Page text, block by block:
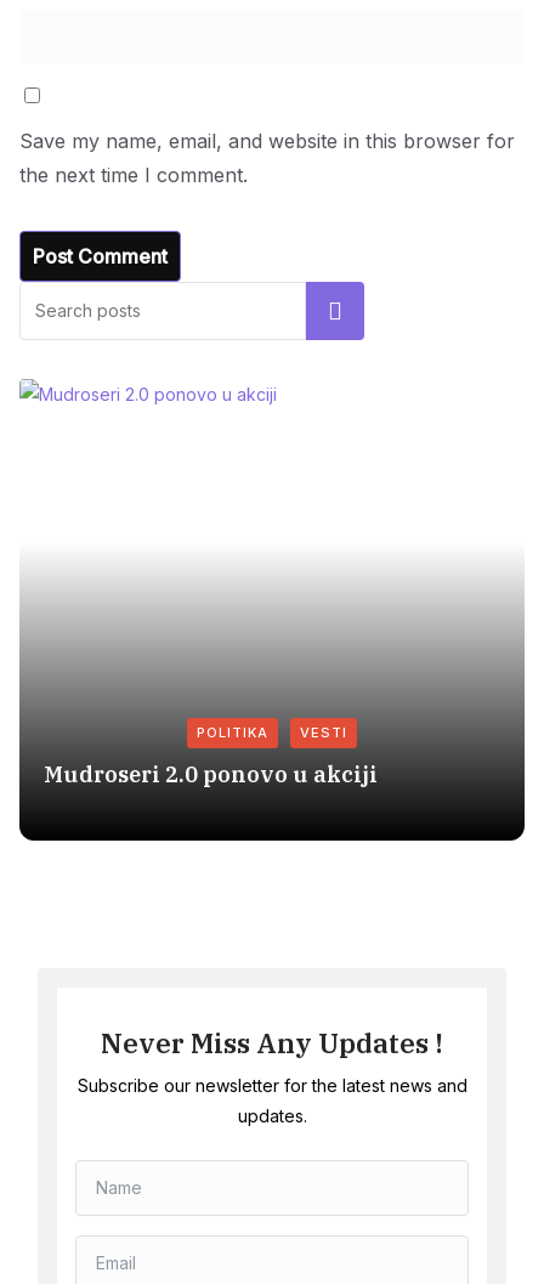
Save my name, email, and website in this browser for
the next time I comment.
Search
POLITIKA VESTI
Mudroseri 2.0 ponovo u akciji
Never Miss Any Updates !
Subscribe our newsletter for the latest news and
updates.